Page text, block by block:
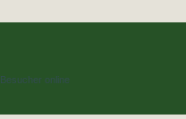
Besucher online